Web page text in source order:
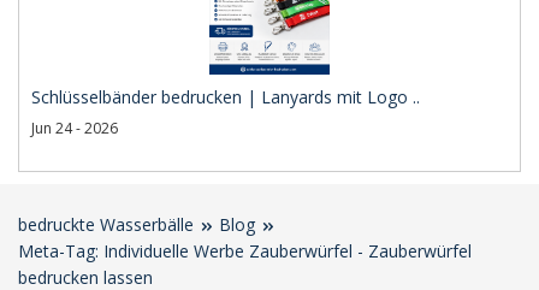
Schlüsselbänder bedrucken | Lanyards mit Logo ..
Jun 24 - 2026
bedruckte Wasserbälle
Blog
Meta-Tag: Individuelle Werbe Zauberwürfel - Zauberwürfel
bedrucken lassen